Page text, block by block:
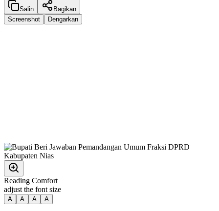
Salin
Bagikan
Screenshot
Dengarkan
Reading Comfort
adjust the font size
A A A A